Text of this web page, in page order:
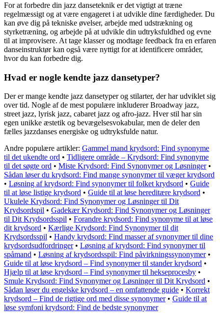
For at forbedre din jazz danseteknik er det vigtigt at træne
regelmæssigt og at være engageret i at udvikle dine færdigheder. Du
kan øve dig på tekniske øvelser, arbejde med udstrækning og
styrketræning, og arbejde på at udvikle din udtryksfuldhed og evne
til at improvisere. At tage klasser og modtage feedback fra en erfaren
danseinstruktør kan også være nyttigt for at identificere områder,
hvor du kan forbedre dig.
Hvad er nogle kendte jazz dansetyper?
Der er mange kendte jazz dansetyper og stilarter, der har udviklet sig
over tid. Nogle af de mest populære inkluderer Broadway jazz,
street jazz, lyrisk jazz, cabaret jazz og afro-jazz. Hver stil har sin
egen unikke æstetik og bevægelsesvokabular, men de deler den
fælles jazzdanses energiske og udtryksfulde natur.
Andre populære artikler: Gammel mand krydsord: Find synonyme
til det ukendte ord • Tidligere område – Krydsord: Find synonyme
til det søgte ord • Miste Krydsord: Find Synonymer og Løsninger•
Sådan løser du krydsord: Find mange synonymer til væger krydsord
• Løsning af krydsord: Find synonymer til folket krydsord • Guide
til at løse listige krydsord • Guide til at løse hereditære krydsord •
Ukulele Krydsord: Find Synonymer og Løsninger til Dit
Krydsordspil • Gadekær Krydsord: Find Synonymer og Løsninger
til Dit Krydsordsspil • Forandre krydsord: Find synonyme til at løse
dit krydsord • Kærlige Krydsord: Find Synonymer til dit
Krydsordsspil • Handy krydsord: Find masser af synonymer til dine
krydsordsudfordringer• Løsning af krydsord: Find synonymer til
spåmand • Løsning af krydsordsspil: Find påvirkningssynonymer•
Guide til at løse krydsord – Find synonymer til stander krydsord •
Hjælp til at løse krydsord – Find synonymer til hekseprocesby •
Smule Krydsord: Find Synonymer og Løsninger til Dit Krydsord •
Sådan løser du engelske krydsord – en omfattende guide • Korrekt
krydsord – Find de rigtige ord med disse synonymer• Guide til at
løse symfoni krydsord: Find de bedste synonymer